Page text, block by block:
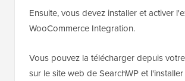
Ensuite, vous devez installer et activer
WooCommerce Integration.
Vous pouvez la télécharger depuis
sur le site web de SearchWP et